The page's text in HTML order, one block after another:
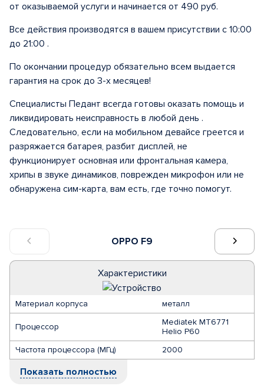
OPPO F9
Характеристики
Материал корпуса металл
Процессор
Mediatek MT6771
Helio P60
Частота процессора (МГц)
2000
Показать полностью
от оказываемой услуги и начинается от 490 руб.
Все действия производятся в вашем присутствии с 10:00
до 21:00 .
По окончании процедур обязательно всем выдается
гарантия на срок до 3-х месяцев!
Специалисты Педант всегда готовы оказать помощь и
ликвидировать неисправность в любой день .
Следовательно, если на мобильном девайсе греется и
разряжается батарея, разбит дисплей, не
функционирует основная или фронтальная камера,
хрипы в звуке динамиков, поврежден микрофон или не
обнаружена сим-карта, вам есть, где точно помогут.